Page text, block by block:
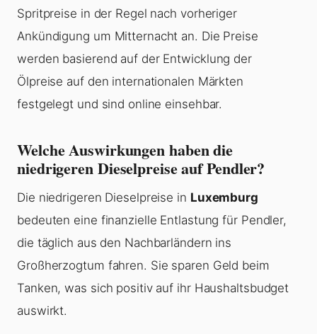
Spritpreise in der Regel nach vorheriger
Ankündigung um Mitternacht an. Die Preise
werden basierend auf der Entwicklung der
Ölpreise auf den internationalen Märkten
festgelegt und sind online einsehbar.
Welche Auswirkungen haben die
niedrigeren Dieselpreise auf Pendler?
Die niedrigeren Dieselpreise in Luxemburg
bedeuten eine finanzielle Entlastung für Pendler,
die täglich aus den Nachbarländern ins
Großherzogtum fahren. Sie sparen Geld beim
Tanken, was sich positiv auf ihr Haushaltsbudget
auswirkt.